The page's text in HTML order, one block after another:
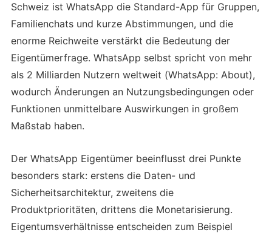
Schweiz ist WhatsApp die Standard-App für Gruppen,
Familienchats und kurze Abstimmungen, und die
enorme Reichweite verstärkt die Bedeutung der
Eigentümerfrage. WhatsApp selbst spricht von mehr
als 2 Milliarden Nutzern weltweit (WhatsApp: About),
wodurch Änderungen an Nutzungsbedingungen oder
Funktionen unmittelbare Auswirkungen in großem
Maßstab haben.
Der WhatsApp Eigentümer beeinflusst drei Punkte
besonders stark: erstens die Daten- und
Sicherheitsarchitektur, zweitens die
Produktprioritäten, drittens die Monetarisierung.
Eigentumsverhältnisse entscheiden zum Beispiel